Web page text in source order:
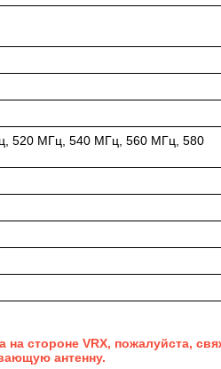
520 МГц, 540 МГц, 560 МГц, 580
стороне VRX, пожалуйста,
антенну.